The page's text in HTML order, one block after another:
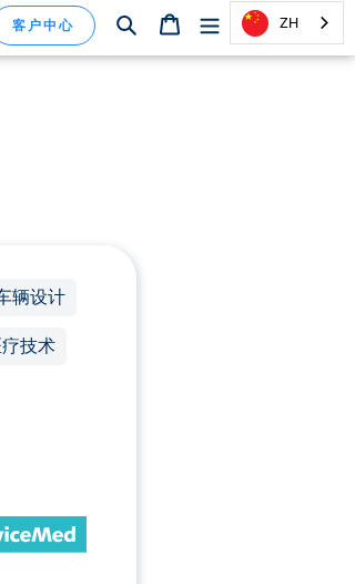
客户中心 搜索 购物篮 ZH
辆设计
技术